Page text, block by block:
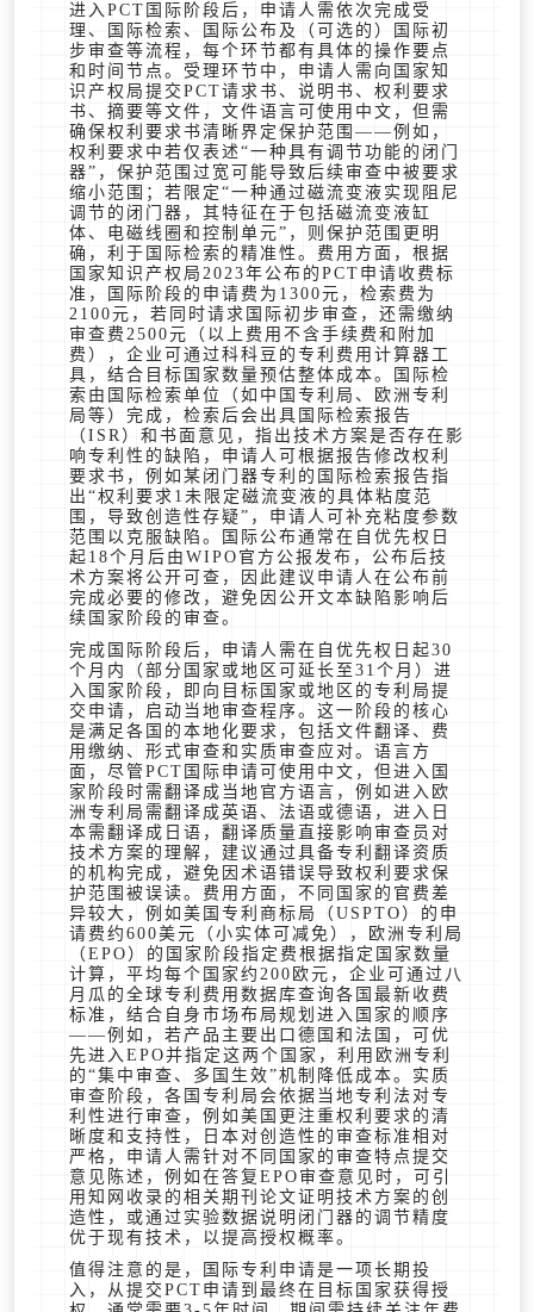
进入PCT国际阶段后，申请人需依次完成受
理、国际检索、国际公布及（可选的）国际初
步审查等流程，每个环节都有具体的操作要点
和时间节点。受理环节中，申请人需向国家知
识产权局提交PCT请求书、说明书、权利要求
书、摘要等文件，文件语言可使用中文，但需
确保权利要求书清晰界定保护范围——例如，
权利要求中若仅表述“一种具有调节功能的闭门
器”，保护范围过宽可能导致后续审查中被要求
缩小范围；若限定“一种通过磁流变液实现阻尼
调节的闭门器，其特征在于包括磁流变液缸
体、电磁线圈和控制单元”，则保护范围更明
确，利于国际检索的精准性。费用方面，根据
国家知识产权局2023年公布的PCT申请收费标
准，国际阶段的申请费为1300元，检索费为
2100元，若同时请求国际初步审查，还需缴纳
审查费2500元（以上费用不含手续费和附加
费），企业可通过科科豆的专利费用计算器工
具，结合目标国家数量预估整体成本。国际检
索由国际检索单位（如中国专利局、欧洲专利
局等）完成，检索后会出具国际检索报告
（ISR）和书面意见，指出技术方案是否存在影
响专利性的缺陷，申请人可根据报告修改权利
要求书，例如某闭门器专利的国际检索报告指
出“权利要求1未限定磁流变液的具体粘度范
围，导致创造性存疑”，申请人可补充粘度参数
范围以克服缺陷。国际公布通常在自优先权日
起18个月后由WIPO官方公报发布，公布后技
术方案将公开可查，因此建议申请人在公布前
完成必要的修改，避免因公开文本缺陷影响后
续国家阶段的审查。
完成国际阶段后，申请人需在自优先权日起30
个月内（部分国家或地区可延长至31个月）进
入国家阶段，即向目标国家或地区的专利局提
交申请，启动当地审查程序。这一阶段的核心
是满足各国的本地化要求，包括文件翻译、费
用缴纳、形式审查和实质审查应对。语言方
面，尽管PCT国际申请可使用中文，但进入国
家阶段时需翻译成当地官方语言，例如进入欧
洲专利局需翻译成英语、法语或德语，进入日
本需翻译成日语，翻译质量直接影响审查员对
技术方案的理解，建议通过具备专利翻译资质
的机构完成，避免因术语错误导致权利要求保
护范围被误读。费用方面，不同国家的官费差
异较大，例如美国专利商标局（USPTO）的申
请费约600美元（小实体可减免），欧洲专利局
（EPO）的国家阶段指定费根据指定国家数量
计算，平均每个国家约200欧元，企业可通过八
月瓜的全球专利费用数据库查询各国最新收费
标准，结合自身市场布局规划进入国家的顺序
——例如，若产品主要出口德国和法国，可优
先进入EPO并指定这两个国家，利用欧洲专利
的“集中审查、多国生效”机制降低成本。实质
审查阶段，各国专利局会依据当地专利法对专
利性进行审查，例如美国更注重权利要求的清
晰度和支持性，日本对创造性的审查标准相对
严格，申请人需针对不同国家的审查特点提交
意见陈述，例如在答复EPO审查意见时，可引
用知网收录的相关期刊论文证明技术方案的创
造性，或通过实验数据说明闭门器的调节精度
优于现有技术，以提高授权概率。
值得注意的是，国际专利申请是一项长期投
入，从提交PCT申请到最终在目标国家获得授